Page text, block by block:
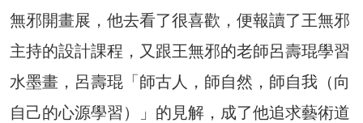
無邪開畫展，他去看了很喜歡，便報讀了王無邪
主持的設計課程，又跟王無邪的老師呂壽琨學習
水墨畫，呂壽琨「師古人，師自然，師自我（向
自己的心源學習）」的見解，成了他追求藝術道